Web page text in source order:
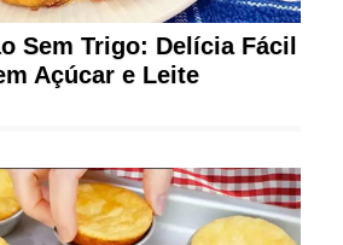
Sem Trigo: Delícia Fácil
Açúcar e Leite